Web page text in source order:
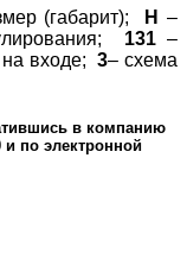
(габарит); Н –
131–
на входе;3– схема
в компанию
по электронной